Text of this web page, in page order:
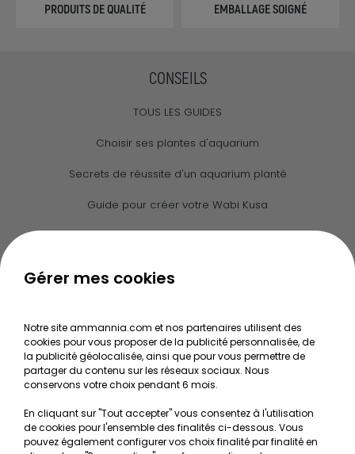
PRODUITS DE QUALITÉ EMBALLAGE SOIGNÉ
CONSEILS
TOUS LES GUIDES
Choisir ses plantes d'aquarium
Secrets de réussite d'un aquarium planté
Guide pour créer votre Wabi Kusa
NOS SERVICES
Mentions légales
Conditions générales de vente
MON COMPTE
Gérer mes cookies
Notre site ammannia.com et nos partenaires utilisent des
cookies pour vous proposer de la publicité personnalisée, de
la publicité géolocalisée, ainsi que pour vous permettre de
partager du contenu sur les réseaux sociaux. Nous
conservons votre choix pendant 6 mois.
En cliquant sur "Tout accepter" vous consentez à l'utilisation
de cookies pour l'ensemble des finalités ci-dessous. Vous
pouvez également configurer vos choix finalité par finalité en